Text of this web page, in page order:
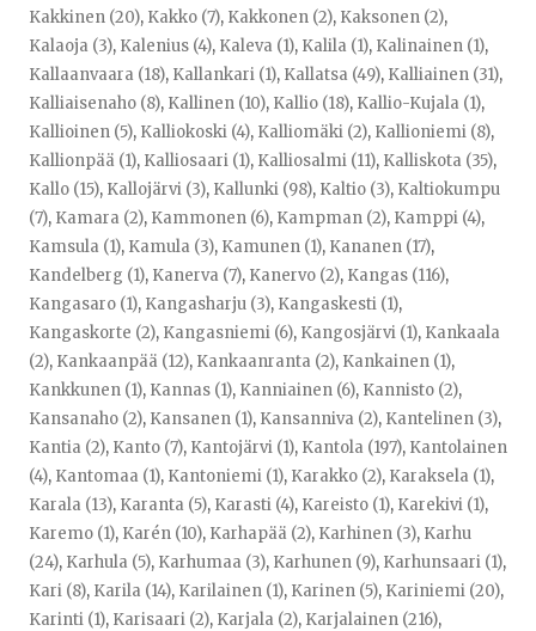
Kakkinen (20), Kakko (7), Kakkonen (2), Kaksonen (2),
Kalaoja (3), Kalenius (4), Kaleva (1), Kalila (1), Kalinainen (1),
Kallaanvaara (18), Kallankari (1), Kallatsa (49), Kalliainen (31),
Kalliaisenaho (8), Kallinen (10), Kallio (18), Kallio-Kujala (1),
Kallioinen (5), Kalliokoski (4), Kalliomäki (2), Kallioniemi (8),
Kallionpää (1), Kalliosaari (1), Kalliosalmi (11), Kalliskota (35),
Kallo (15), Kallojärvi (3), Kallunki (98), Kaltio (3), Kaltiokumpu
(7), Kamara (2), Kammonen (6), Kampman (2), Kamppi (4),
Kamsula (1), Kamula (3), Kamunen (1), Kananen (17),
Kandelberg (1), Kanerva (7), Kanervo (2), Kangas (116),
Kangasaro (1), Kangasharju (3), Kangaskesti (1),
Kangaskorte (2), Kangasniemi (6), Kangosjärvi (1), Kankaala
(2), Kankaanpää (12), Kankaanranta (2), Kankainen (1),
Kankkunen (1), Kannas (1), Kanniainen (6), Kannisto (2),
Kansanaho (2), Kansanen (1), Kansanniva (2), Kantelinen (3),
Kantia (2), Kanto (7), Kantojärvi (1), Kantola (197), Kantolainen
(4), Kantomaa (1), Kantoniemi (1), Karakko (2), Karaksela (1),
Karala (13), Karanta (5), Karasti (4), Kareisto (1), Karekivi (1),
Karemo (1), Karén (10), Karhapää (2), Karhinen (3), Karhu
(24), Karhula (5), Karhumaa (3), Karhunen (9), Karhunsaari (1),
Kari (8), Karila (14), Karilainen (1), Karinen (5), Kariniemi (20),
Karinti (1), Karisaari (2), Karjala (2), Karjalainen (216),